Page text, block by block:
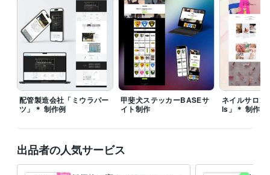
Google ドキュメント:3年
PowerPoint:6年Word:6年ChatGPT:1年
Canva:2年Figma:2年
得意分野
Web制作・HP作成・EC構築 ホームページ制作
語学力
英語 日常会話レベル
配管製造会社「ミウラパー
ツ」＊ 制作例
甲斐犬ステッカーBASEサ
イト制作
ネイルサロ
ls」＊ 制作例
出品者の人気サービス